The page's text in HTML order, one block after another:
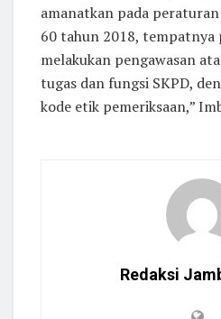
amanatkan pada
60 tahun 2018, tempatnya
melakukan pengawasan
tugas dan fungsi SKPD,
kode etik pemeriksaan,”
Redaksi